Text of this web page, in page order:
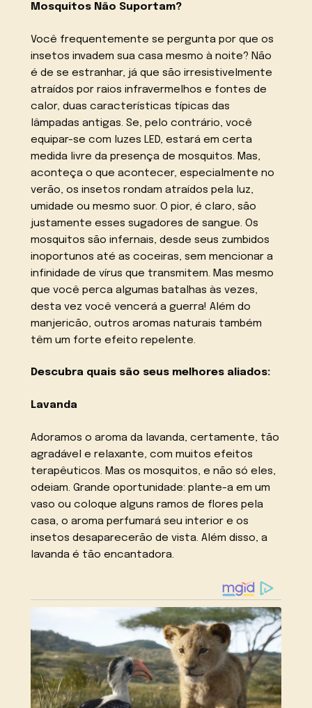
Mosquitos Não Suportam?
Você frequentemente se pergunta por que os
insetos invadem sua casa mesmo à noite? Não
é de se estranhar, já que são irresistivelmente
atraídos por raios infravermelhos e fontes de
calor, duas características típicas das
lâmpadas antigas. Se, pelo contrário, você
equipar-se com luzes LED, estará em certa
medida livre da presença de mosquitos. Mas,
aconteça o que acontecer, especialmente no
verão, os insetos rondam atraídos pela luz,
umidade ou mesmo suor. O pior, é claro, são
justamente esses sugadores de sangue. Os
mosquitos são infernais, desde seus zumbidos
inoportunos até as coceiras, sem mencionar a
infinidade de vírus que transmitem. Mas mesmo
que você perca algumas batalhas às vezes,
desta vez você vencerá a guerra! Além do
manjericão, outros aromas naturais também
têm um forte efeito repelente.
Descubra quais são seus melhores aliados:
Lavanda
Adoramos o aroma da lavanda, certamente, tão
agradável e relaxante, com muitos efeitos
terapêuticos. Mas os mosquitos, e não só eles,
odeiam. Grande oportunidade: plante-a em um
vaso ou coloque alguns ramos de flores pela
casa, o aroma perfumará seu interior e os
insetos desaparecerão de vista. Além disso, a
lavanda é tão encantadora.